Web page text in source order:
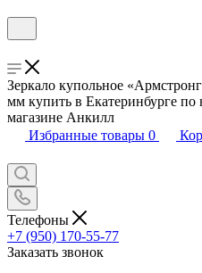
Зеркало купольное
мм купить в Екатеринбурге
магазине Анкилл
Избранные товары 0
Телефоны
+7 (950) 170-55-77
Заказать звонок